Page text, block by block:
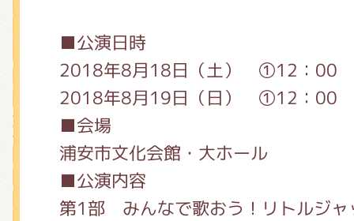
■公演日時
2018年8月18日（土） ①12：
2018年8月19日（日） ①12：
■会場
浦安市文化会館・大ホール
■公演内容
第1部 みんなで歌おう！リトルジャ